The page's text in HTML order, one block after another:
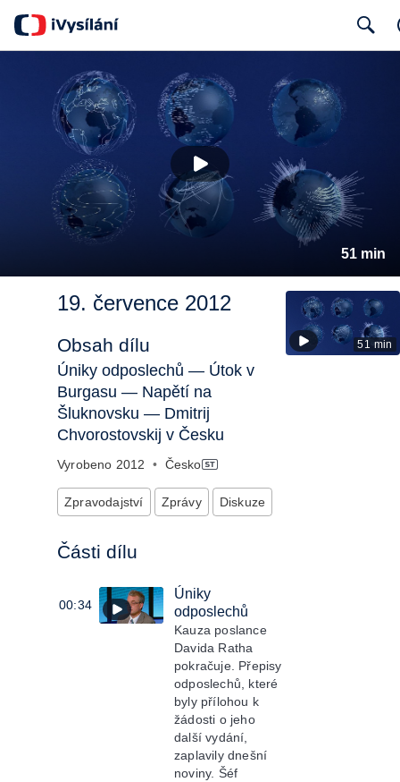
51 min
19. července 2012
Obsah dílu
Úniky odposlechů — Útok v
Burgasu — Napětí na
Šluknovsku — Dmitrij
Chvorostovskij v Česku
Vyrobeno 2012 • Česko
Zpravodajství Zprávy Diskuze
Části dílu
00:34
Úniky
odposlechů
Kauza poslance
Davida Ratha
pokračuje. Přepisy
odposlechů, které
byly přílohou k
žádosti o jeho
další vydání,
zaplavily dnešní
noviny. Šéf
51 min